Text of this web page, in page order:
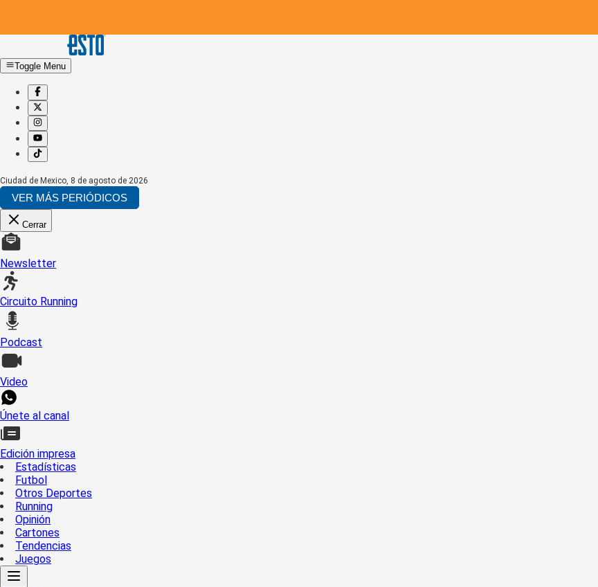
Toggle Menu
Ciudad de Mexico, 8 de agosto de 2026
VER MÁS PERIÓDICOS
Cerrar
Newsletter
Circuito Running
Podcast
Video
Únete al canal
Edición impresa
Estadísticas
Futbol
Otros Deportes
Running
Opinión
Cartones
Tendencias
Juegos